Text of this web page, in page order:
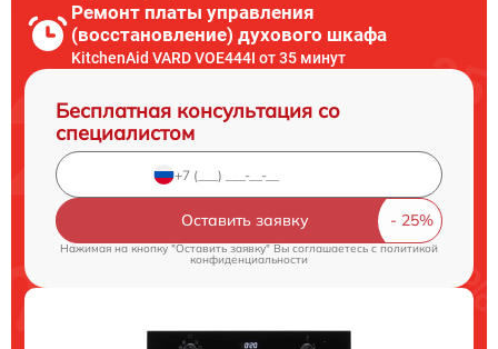
Ремонт платы управления
(восстановление) духового шкафа
KitchenAid VARD VOE444I от 35 минут
Бесплатная консультация со
специалистом
Оставить заявку
Нажимая на кнопку "Оставить заявку" Вы соглашаетесь cполитикой
конфиденциальности